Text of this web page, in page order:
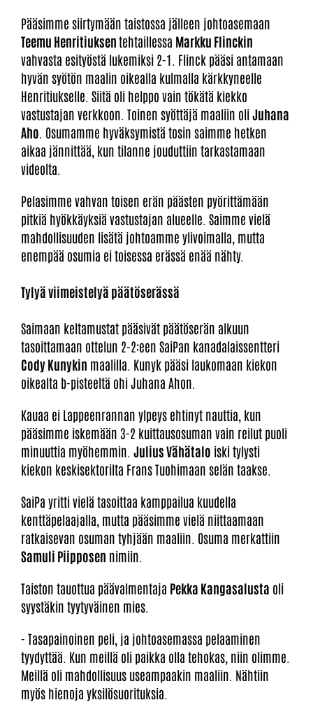
Pääsimme siirtymään taistossa jälleen johtoasemaan
Teemu Henritiuksentehtaillessa Markku Flinckin
vahvasta esityöstä lukemiksi 2-1. Flinck pääsi antamaan
hyvän syötön maalin oikealla kulmalla kärkkyneelle
Henritiukselle. Siitä oli helppo vain tökätä kiekko
vastustajan verkkoon. Toinen syöttäjä maaliin oliJuhana
Aho . Osumamme hyväksymistä tosin saimme hetken
aikaa jännittää, kun tilanne jouduttiin tarkastamaan
videolta.
Pelasimme vahvan toisen erän päästen pyörittämään
pitkiä hyökkäyksiä vastustajan alueelle. Saimme vielä
mahdollisuuden lisätä johtoamme ylivoimalla, mutta
enempää osumia ei toisessa erässä enää nähty.
Tylyä viimeistelyä päätöserässä
Saimaan keltamustat pääsivät päätöserän alkuun
tasoittamaan ottelun 2-2:een SaiPan kanadalaissentteri
Cody Kunykin maalilla. Kunyk pääsi laukomaan kiekon
oikealta b-pisteeltä ohi Juhana Ahon.
Kauaa ei Lappeenrannan ylpeys ehtinyt nauttia, kun
pääsimme iskemään 3-2 kuittausosuman vain reilut puoli
minuuttia myöhemmin. Julius Vähätalo iski tylysti
kiekon keskisektorilta Frans Tuohimaan selän taakse.
SaiPa yritti vielä tasoittaa kamppailua kuudella
kenttäpelaajalla, mutta pääsimme vielä niittaamaan
ratkaisevan osuman tyhjään maaliin. Osuma merkattiin
Samuli Piipposen nimiin.
Taiston tauottua päävalmentaja Pekka Kangasalusta oli
syystäkin tyytyväinen mies.
- Tasapainoinen peli, ja johtoasemassa pelaaminen
tyydyttää. Kun meillä oli paikka olla tehokas, niin olimme.
Meillä oli mahdollisuus useampaakin maaliin. Nähtiin
myös hienoja yksilösuorituksia.